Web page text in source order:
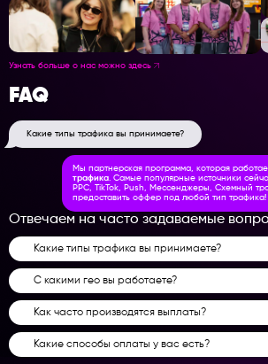
Узнать больше о нас можно здесь
FAQ
Какие типы трафика вы принимаете?
Мы партнерская программа, которая
трафика. Самые популярные источники
PPC, TikTok, Push, Мессенджеры, Схемный
предоставить оффер под любой тип трафика!
Отвечаем на часто задаваемые
Какие типы трафика вы принимаете?
С какими гео вы работаете?
Как часто производятся выплаты?
Какие способы оплаты у вас есть?